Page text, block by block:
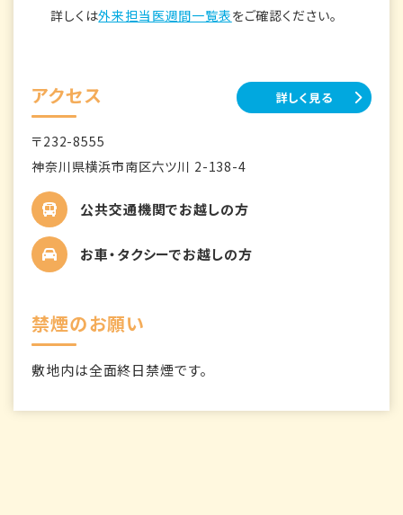
詳しくは外来担当医週間一覧表をご確認ください。
アクセス 詳しく見る
〒232-8555
神奈川県横浜市南区六ツ川 2-138-4
公共交通機関でお越しの方
お車・タクシーでお越しの方
禁煙のお願い
敷地内は全面終日禁煙です。